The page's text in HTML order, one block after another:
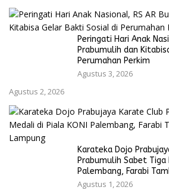
Peringati Hari Anak
Prabumulih dan
Perumahan Perkim
Agustus 3, 2026
Agustus 2, 2026
Karateka Dojo
Prabumulih Sabet Tiga
Palembang, Farabi
Agustus 1, 2026